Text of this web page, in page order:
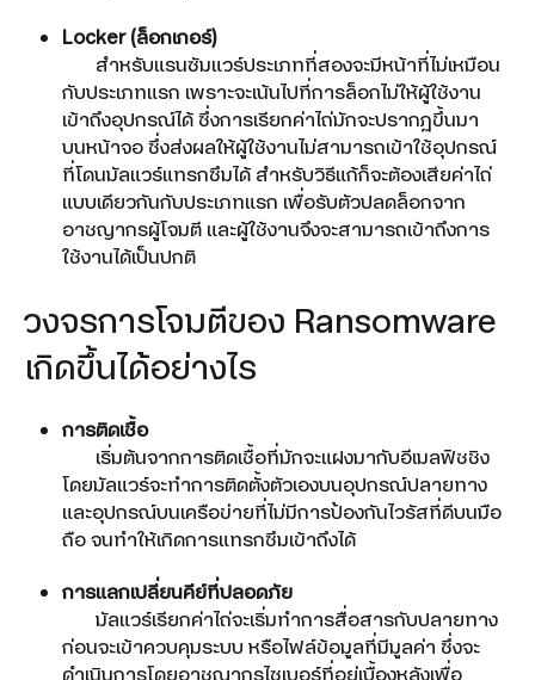
Locker (ล็อกเกอร์)
สำหรับแรนซัมแวร์ประเภทที่สองจะมีหน้าที่ไม่เหมือน
กับประเภทแรก เพราะจะเน้นไปที่การล็อกไม่ให้ผู้ใช้งาน
เข้าถึงอุปกรณ์ได้ ซึ่งการเรียกค่าไถ่มักจะปรากฏขึ้นมา
บนหน้าจอ ซึ่งส่งผลให้ผู้ใช้งานไม่สามารถเข้าใช้อุปกรณ์
ที่โดนมัลแวร์แทรกซึมได้ สำหรับวิธีแก้ก็จะต้องเสียค่าไถ่
แบบเดียวกันกับประเภทแรก เพื่อรับตัวปลดล็อกจาก
อาชญากรผู้โจมตี และผู้ใช้งานจึงจะสามารถเข้าถึงการ
ใช้งานได้เป็นปกติ
วงจรการโจมตีของ Ransomware
เกิดขึ้นได้อย่างไร
การติดเชื้อ
เริ่มต้นจากการติดเชื้อที่มักจะแฝงมากับอีเมลฟิชชิง
โดยมัลแวร์จะทำการติดตั้งตัวเองบนอุปกรณ์ปลายทาง
และอุปกรณ์บนเครือข่ายที่ไม่มีการป้องกันไวรัสที่ดีบนมือ
ถือ จนทำให้เกิดการแทรกซึมเข้าถึงได้
การแลกเปลี่ยนคีย์ที่ปลอดภัย
มัลแวร์เรียกค่าไถ่จะเริ่มทำการสื่อสารกับปลายทาง
ก่อนจะเข้าควบคุมระบบ หรือไฟล์ข้อมูลที่มีมูลค่า ซึ่งจะ